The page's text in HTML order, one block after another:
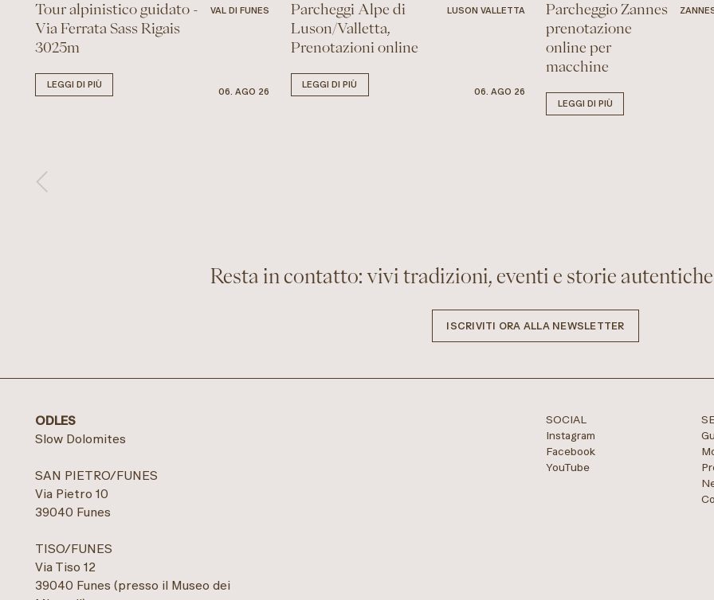
Tour alpinistico guidato -
Via Ferrata Sass Rigais
3025m
VAL DI FUNES
06. AGO 26
LEGGI DI PIÙ
Parcheggi Alpe di
Luson/Valletta,
Prenotazioni online
LUSON VALLETTA
06. AGO 26
LEGGI DI PIÙ
Parcheggio Zannes
prenotazione
online per
macchine
LEGGI DI PIÙ
Resta in contatto: vivi tradizioni, eventi e storie autentiche
ISCRIVITI ORA ALLA NEWSLETTER
ODLES
Slow Dolomites
SAN PIETRO/FUNES
Via Pietro 10
39040 Funes
TISO/FUNES
Via Tiso 12
39040 Funes (presso il Museo dei
SOCIAL
Instagram
Facebook
YouTube